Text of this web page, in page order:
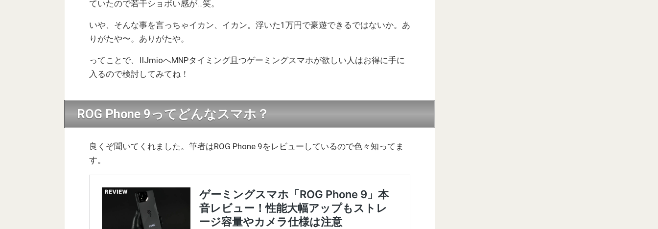
ていたので若干ショボい感が…笑。
いや、そんな事を言っちゃイカン、イカン。浮いた1万円で豪遊できるではないか。あ
りがたや〜。ありがたや。
ってことで、IIJmioへMNPタイミング且つゲーミングスマホが欲しい人はお得に手に
入るので検討してみてね！
ROG Phone 9ってどんなスマホ？
良くぞ聞いてくれました。筆者はROG Phone 9をレビューしているので色々知ってま
す。